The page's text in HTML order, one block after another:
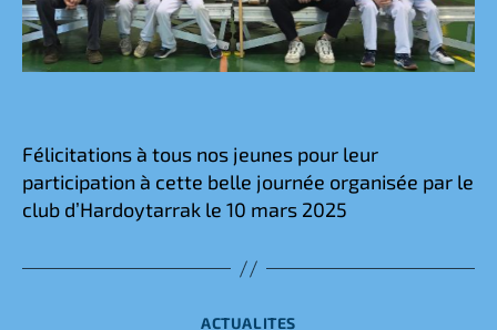
Félicitations à tous nos jeunes pour leur
participation à cette belle journée organisée par le
club d’Hardoytarrak le 10 mars 2025
Catégories
ACTUALITES